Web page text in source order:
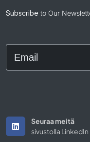
Subscribe to Our
Email
Seuraa meitä
sivustolla LinkedIn